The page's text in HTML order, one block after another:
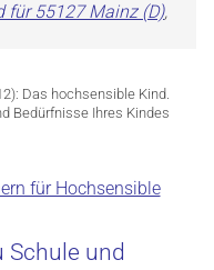
für 55127 Mainz (D),
Das hochsensible Kind.
Bedürfnisse Ihres Kindes
für Hochsensible
Schule und